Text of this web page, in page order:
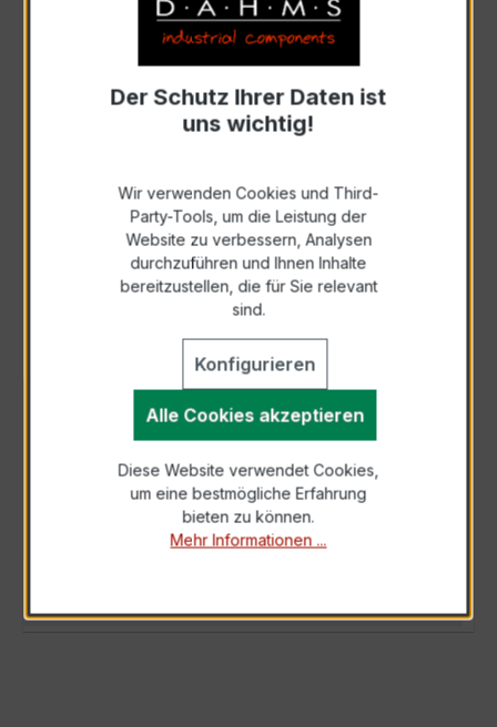
Anfrage schriftlich
Als PDF exportieren
BESCHREIBUNG
kompakter, hochpräziser Niederspannungs-
Messwandler der bewährten EWSK-Serie,
Der Schutz Ihrer Daten ist
uns wichtig!
Wir verwenden Cookies und Third-
Party-Tools, um die Leistung der
Website zu verbessern, Analysen
durchzuführen und Ihnen Inhalte
bereitzustellen, die für Sie relevant
sind.
Konfigurieren
Alle Cookies akzeptieren
Diese Website verwendet Cookies,
um eine bestmögliche Erfahrung
bieten zu können.
Mehr Informationen ...